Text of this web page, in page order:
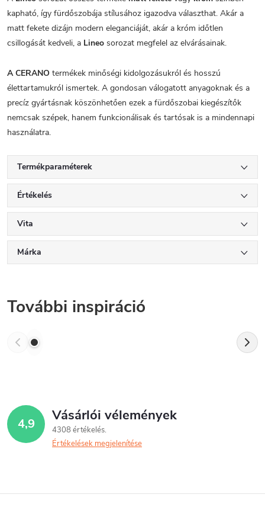
kapható, így fürdőszobája stílusához igazodva választhat. Akár a
matt fekete dizájn modern eleganciáját, akár a króm időtlen
csillogását kedveli, a Lineo sorozat megfelel az elvárásainak.
A CERANO termékek minőségi kidolgozásukról és hosszú
élettartamukról ismertek. A gondosan válogatott anyagoknak és a
precíz gyártásnak köszönhetően ezek a fürdőszobai kiegészítők
nemcsak szépek, hanem funkcionálisak és tartósak is a mindennapi
használatra.
Termékparaméterek
Értékelés
Vita
Márka
További inspiráció
4,9 Vásárlói vélemények
4308 értékelés
Értékelések megjelenítése